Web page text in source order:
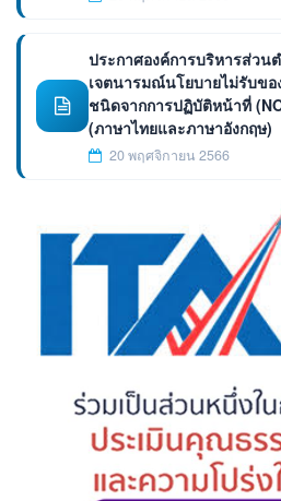
ประกาศองค์การบริหารส่วน
เจตนารมณ์นโยบายไม่รับข
ชนิดจากการปฏิบัติหน้าที่
(ภาษาไทยและภาษาอังกฤษ)
20 พฤศจิกายน 2566